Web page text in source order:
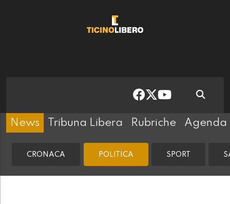
News Tribuna Libera Rubriche Agenda
CRONACA POLITICA SPORT